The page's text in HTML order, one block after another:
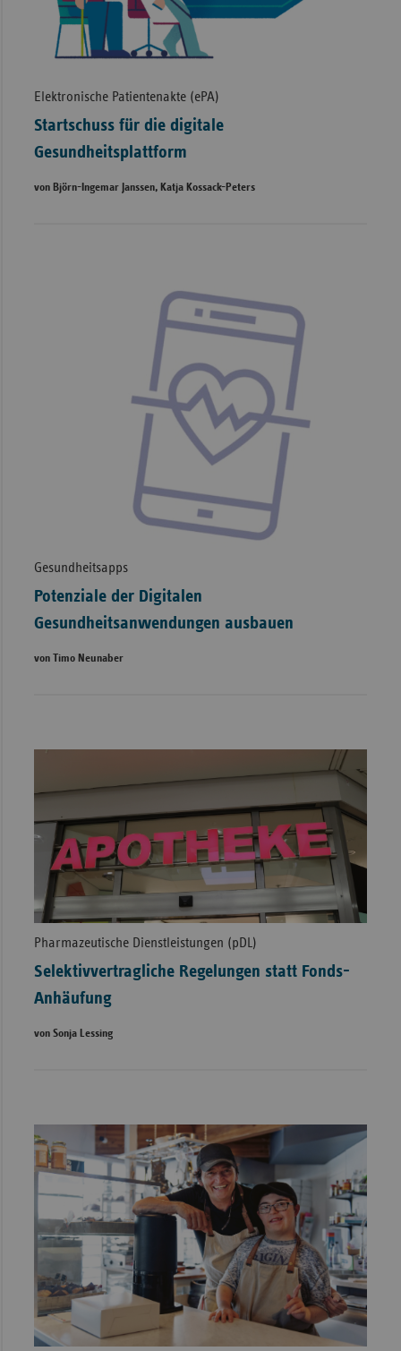
Elektronische Patientenakte (ePA)
Startschuss für die digitale
Gesundheitsplattform
von Björn-Ingemar Janssen, Katja Kossack-Peters
Gesundheitsapps
Potenziale der Digitalen
Gesundheitsanwendungen ausbauen
von Timo Neunaber
Pharmazeutische Dienstleistungen (pDL)
Selektivvertragliche Regelungen statt Fonds-
Anhäufung
von Sonja Lessing